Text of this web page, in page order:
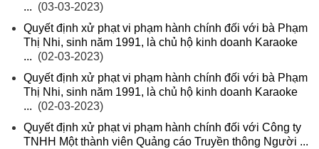
... (03-03-2023)
Quyết định xử phạt vi phạm hành chính đối với bà Phạm
Thị Nhi, sinh năm 1991, là chủ hộ kinh doanh Karaoke
... (02-03-2023)
Quyết định xử phạt vi phạm hành chính đối với bà Phạm
Thị Nhi, sinh năm 1991, là chủ hộ kinh doanh Karaoke
... (02-03-2023)
Quyết định xử phạt vi phạm hành chính đối với Công ty
TNHH Một thành viên Quảng cáo Truyền thông Người ...